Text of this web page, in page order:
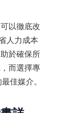
以徹底改
人力成本
於確保所
而選擇專
佳媒介。